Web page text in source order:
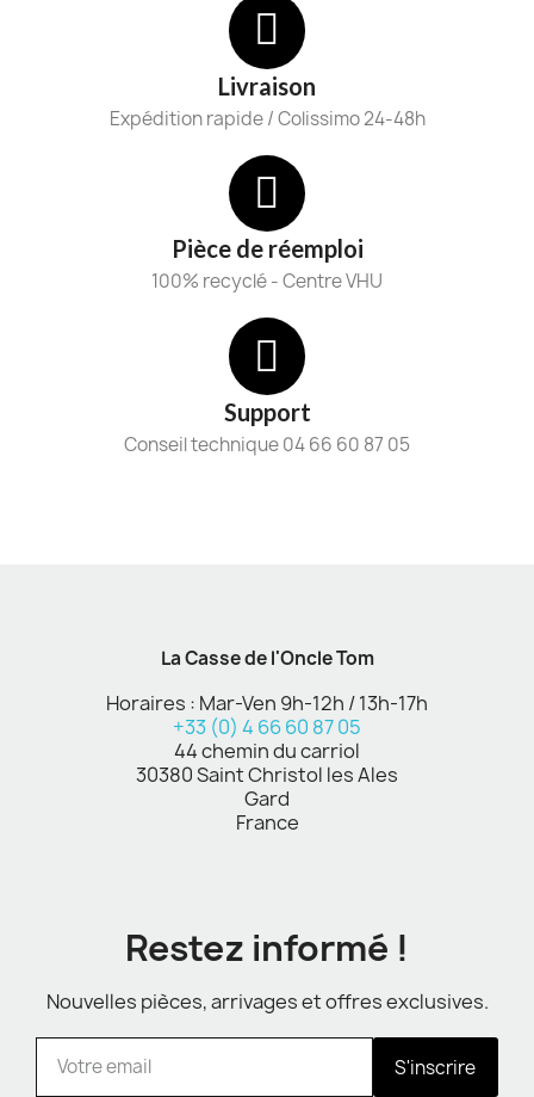
Livraison
Expédition rapide / Colissimo 24-48h
Pièce de réemploi
100% recyclé - Centre VHU
Support
Conseil technique 04 66 60 87 05
La Casse de l'Oncle Tom
Horaires : Mar-Ven 9h-12h / 13h-17h
+33 (0) 4 66 60 87 05
44 chemin du carriol
30380 Saint Christol les Ales
Gard
France
Restez informé !
Nouvelles pièces, arrivages et offres exclusives.
S'inscrire